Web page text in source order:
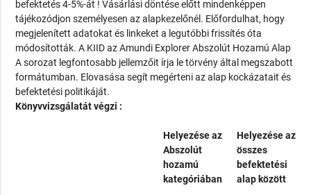
befektetés 4-5%-át ! Vásárlási döntése előtt mindenképpen
tájékozódjon személyesen az alapkezelőnél. Előfordulhat, hogy
megjelenített adatokat és linkeket a legutóbbi frissítés óta
módosították. A KIID az Amundi Explorer Abszolút Hozamú Alap
A sorozat legfontosabb jellemzőit írja le törvény által megszabott
formátumban. Elovasása segít megérteni az alap kockázatait és
befektetési politikáját.
Könyvvizsgálatát végzi :
Helyezése az
Abszolút
hozamú
kategóriában
Helyezése az
összes
befektetési
alap között